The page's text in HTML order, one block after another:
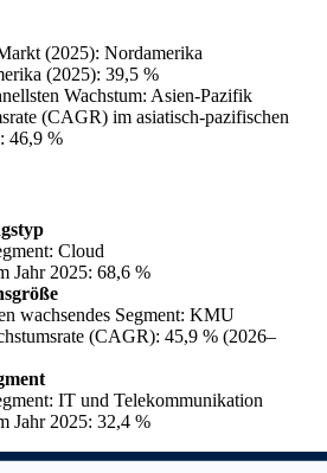
(2025): Nordamerika
(2025): 39,5 %
Wachstum: Asien-Pazifik
(CAGR) im asiatisch-pazifischen
46,9 %
Cloud
Jahr 2025: 68,6 %
wachsendes Segment: KMU
(CAGR): 45,9 % (2026–
IT und Telekommunikation
Jahr 2025: 32,4 %